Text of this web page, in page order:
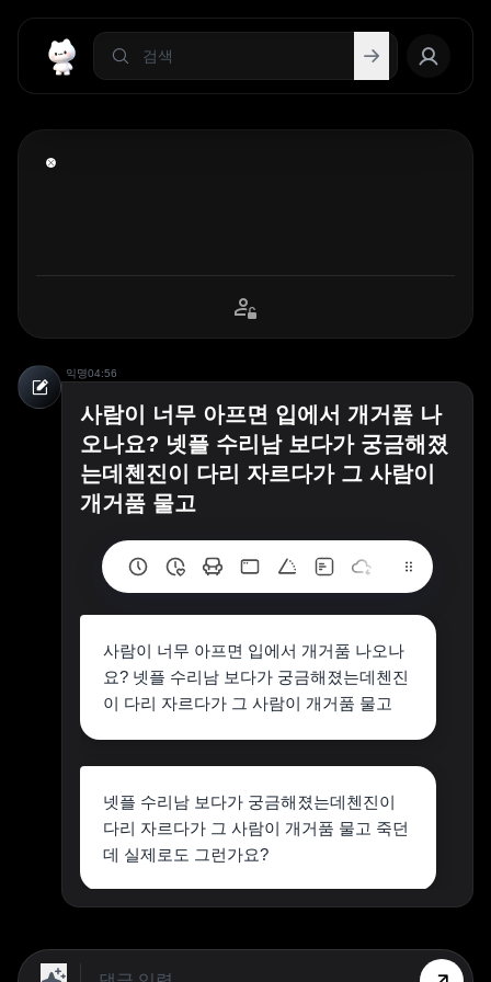
익명04:56
사람이 너무 아프면 입에서 개거품 나
오나요? 넷플 수리남 보다가 궁금해졌
는데첸진이 다리 자르다가 그 사람이
개거품 물고
사람이 너무 아프면 입에서 개거품 나오나
요? 넷플 수리남 보다가 궁금해졌는데첸진
이 다리 자르다가 그 사람이 개거품 물고
넷플 수리남 보다가 궁금해졌는데첸진이
다리 자르다가 그 사람이 개거품 물고 죽던
데 실제로도 그런가요?
네 실제그래요